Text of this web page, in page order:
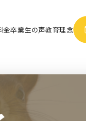
金卒業生の声教育理念